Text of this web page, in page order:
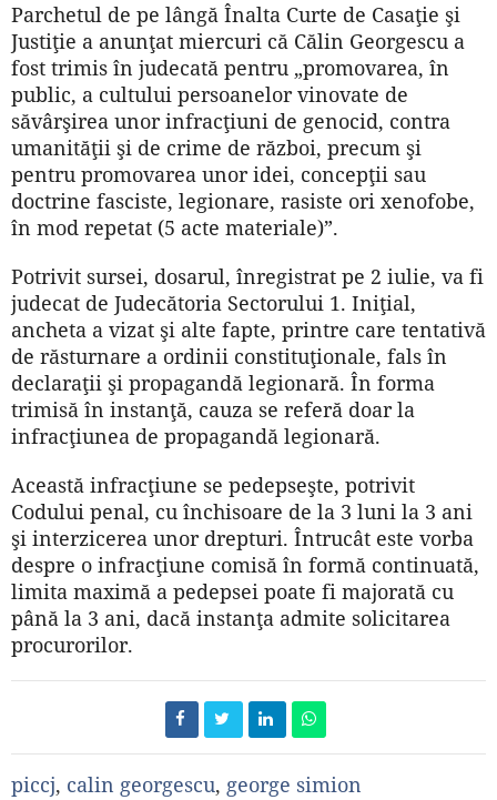
Parchetul de pe lângă Înalta Curte de Casaţie şi
Justiţie a anunţat miercuri că Călin Georgescu a
fost trimis în judecată pentru „promovarea, în
public, a cultului persoanelor vinovate de
săvârşirea unor infracţiuni de genocid, contra
umanităţii şi de crime de război, precum şi
pentru promovarea unor idei, concepţii sau
doctrine fasciste, legionare, rasiste ori xenofobe,
în mod repetat (5 acte materiale)”.
Potrivit sursei, dosarul, înregistrat pe 2 iulie, va fi
judecat de Judecătoria Sectorului 1. Iniţial,
ancheta a vizat şi alte fapte, printre care tentativă
de răsturnare a ordinii constituţionale, fals în
declaraţii şi propagandă legionară. În forma
trimisă în instanţă, cauza se referă doar la
infracţiunea de propagandă legionară.
Această infracţiune se pedepseşte, potrivit
Codului penal, cu închisoare de la 3 luni la 3 ani
şi interzicerea unor drepturi. Întrucât este vorba
despre o infracţiune comisă în formă continuată,
limita maximă a pedepsei poate fi majorată cu
până la 3 ani, dacă instanţa admite solicitarea
procurorilor.
piccj, calin georgescu, george simion